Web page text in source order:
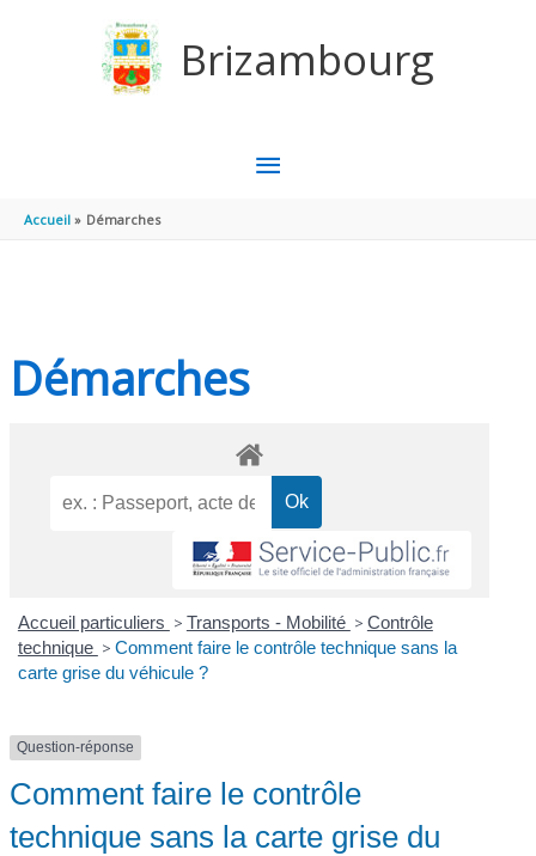
Brizambourg
MENU
Accueil Démarches
Démarches
Accueil particuliers > Transports - Mobilité > Contrôle
technique > Comment faire le contrôle technique sans la
carte grise du véhicule ?
Question-réponse
Comment faire le contrôle
technique sans la carte grise du